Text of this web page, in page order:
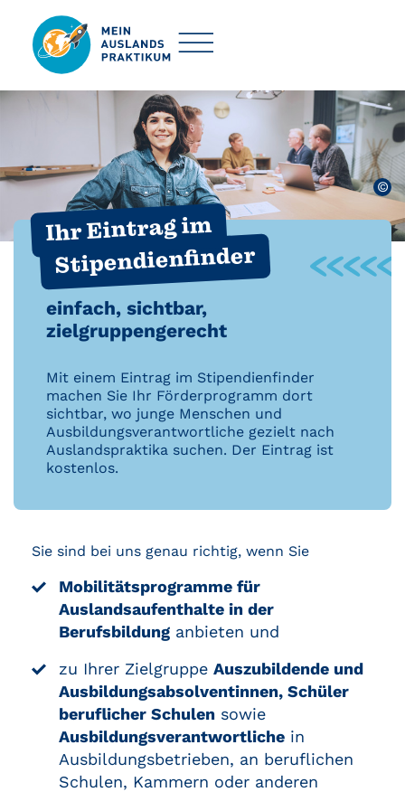
©
Ihr Eintrag im
Stipendienfinder
einfach, sichtbar,
zielgruppengerecht
Mit einem Eintrag im Stipendienfinder
machen Sie Ihr Förderprogramm dort
sichtbar, wo junge Menschen und
Ausbildungsverantwortliche gezielt nach
Auslandspraktika suchen. Der Eintrag ist
kostenlos.
Sie sind bei uns genau richtig, wenn Sie
Mobilitätsprogramme für
Auslandsaufenthalte in der
Berufsbildung anbieten und
zu Ihrer Zielgruppe Auszubildende und
Ausbildungsabsolventinnen, Schüler
beruflicher Schulen sowie
Ausbildungsverantwortliche in
Ausbildungsbetrieben, an beruflichen
Schulen, Kammern oder anderen